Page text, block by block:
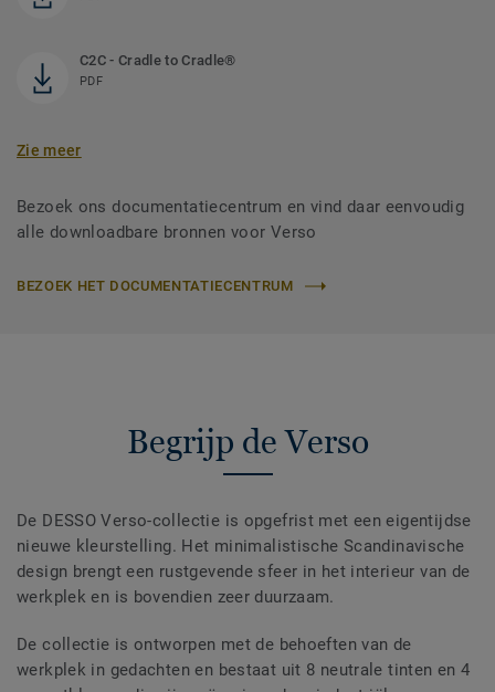
C2C - Cradle to Cradle®
PDF
Zie meer
Bezoek ons documentatiecentrum en vind daar eenvoudig
alle downloadbare bronnen voor Verso
BEZOEK HET DOCUMENTATIECENTRUM
Begrijp de Verso
De DESSO Verso-collectie is opgefrist met een eigentijdse
nieuwe kleurstelling. Het minimalistische Scandinavische
design brengt een rustgevende sfeer in het interieur van de
werkplek en is bovendien zeer duurzaam.
De collectie is ontworpen met de behoeften van de
werkplek in gedachten en bestaat uit 8 neutrale tinten en 4